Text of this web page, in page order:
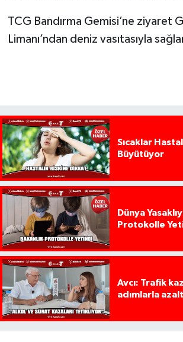
TCG Bandırma Gemisi’ne ziyaret
Limanı’ndan deniz vasıtasıyla
Sıcaklar
Büyütüyor
Dünya
Protokolle
Avcı: Trafik
adımlarla